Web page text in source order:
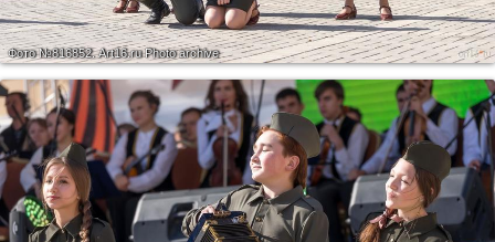
Фото №816852.Art16.ru Photo archive